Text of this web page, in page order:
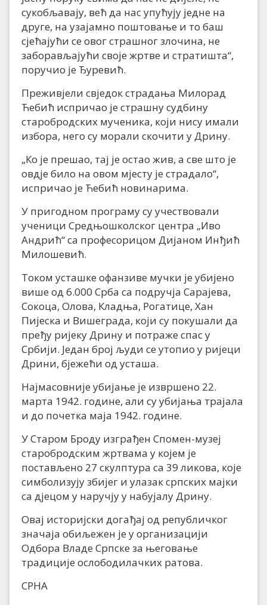
сукобљавају, већ да нас упућују једне на
друге, на узајамно поштовање и то баш
сјећајући се овог страшног злочина, не
заборављајући своје жртве и стратишта“,
поручио је Ђуревић.
Преживјели свједок страдања Милорад
Ћебић испричао је страшну судбину
старобродских мученика, који нису имали
избора, него су морали скочити у Дрину.
„Ко је прешао, тај је остао жив, а све што је
овдје било на овом мјесту је страдало“,
испричао је Ћебић новинарима.
У пригодном програму су учествовали
ученици Средњошколског центра „Иво
Андрић“ са професорицом Дијаном Инђић
Милошевић.
Током усташке офанзиве мучки је убијено
више од 6.000 Срба са подручја Сарајева,
Сокоца, Олова, Кладња, Рогатице, Хан
Пијеска и Вишеграда, који су покушали да
пређу ријеку Дрину и потраже спас у
Србији. Један број људи се утопио у ријеци
Дрини, бјежећи од усташа.
Најмасовније убијање је извршено 22.
марта 1942. године, али су убијања трајала
и до почетка маја 1942. године.
У Старом Броду изграђен Спомен-музеј
старобродским жртвама у којем је
постављено 27 скулптура са 39 ликова, које
симболизују збијег и улазак српских мајки
са дјецом у наручју у набујалу Дрину.
Овај историјски догађај од републичког
значаја обиљежен је у организацији
Одбора Владе Српске за његовање
традиције ослободилачких ратова.
СРНА